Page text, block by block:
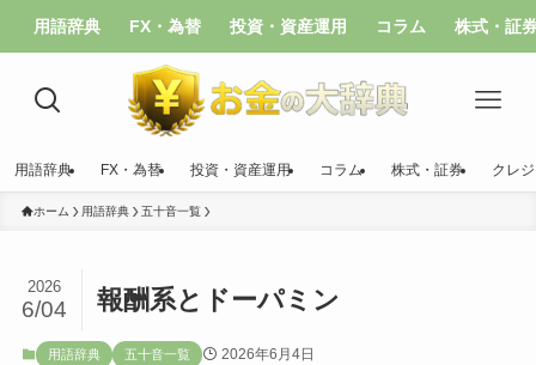
用語辞典 FX・為替 投資・資産運用 コラム 株式・証
用語辞典 FX・為替 投資・資産運用 コラム 株式・証券 クレ
ホーム 用語辞典 五十音一覧
報酬系とドーパミン
2026
6/04
用語辞典 五十音一覧 2026年6月4日